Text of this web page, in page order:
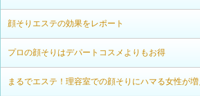
顔そりエステの効果をレポート
プロの顔そりはデパートコスメよりもお得
まるでエステ！理容室での顔そりにハマる女性が